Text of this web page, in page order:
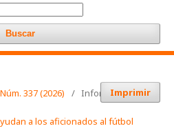
Buscar
337 (2026) / Informaciones
Imprimir
a los aficionados al fútbol